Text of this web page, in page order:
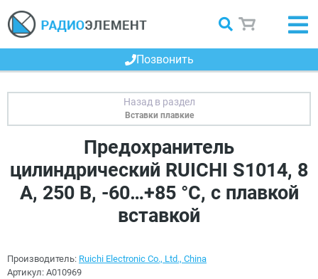
Позвонить
Вставки плавкие
Предохранитель
цилиндрический RUICHI S1014, 8
А, 250 В, -60…+85 °C, с плавкой
вставкой
Производитель: Ruichi Electronic Co., Ltd., China
Артикул: A010969